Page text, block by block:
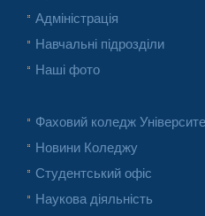
Адміністрація
Навчальні підрозділи
Наші фото
Фаховий коледж
Новини Коледжу
Студентський офіс
Наукова діяльність